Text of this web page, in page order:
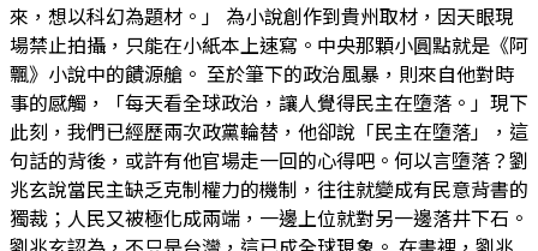
來，想以科幻為題材。」 為小說創作到貴州取材，因天眼現
場禁止拍攝，只能在小紙本上速寫。中央那顆小圓點就是《阿
飄》小說中的饋源艙。 至於筆下的政治風暴，則來自他對時
事的感觸，「每天看全球政治，讓人覺得民主在墮落。」現下
此刻，我們已經歷兩次政黨輪替，他卻說「民主在墮落」，這
句話的背後，或許有他官場走一回的心得吧。何以言墮落？劉
兆玄說當民主缺乏克制權力的機制，往往就變成有民意背書的
獨裁；人民又被極化成兩端，一邊上位就對另一邊落井下石。